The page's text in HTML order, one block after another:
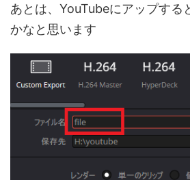
あとは、YouTubeにアップする
かなと思います